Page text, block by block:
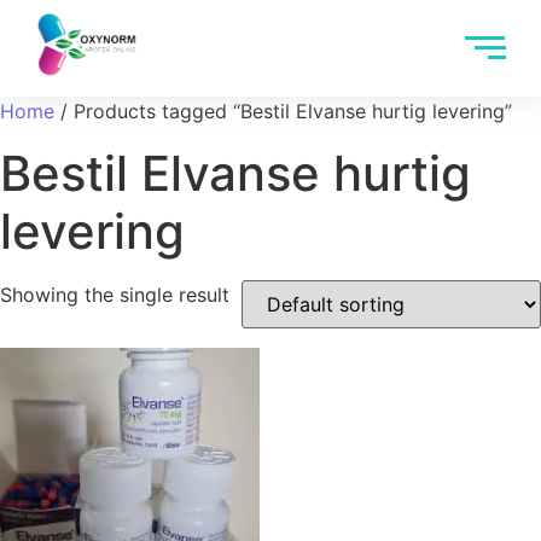
Home / Products tagged “Bestil Elvanse hurtig levering”
Bestil Elvanse hurtig
levering
Showing the single result